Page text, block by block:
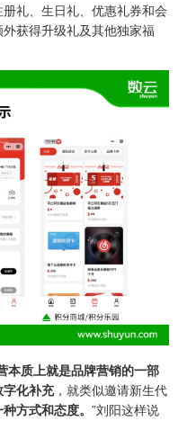
礼、生日礼、优惠礼券和会
获得升级礼及其他独家福
本质上就是品牌营销的一部
化补充，就类似邀请新生代
方式和态度。 ”刘阳这样说